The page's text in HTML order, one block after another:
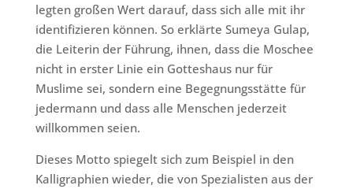
legten großen Wert darauf, dass sich alle mit ihr
identifizieren können. So erklärte Sumeya Gulap,
die Leiterin der Führung, ihnen, dass die Moschee
nicht in erster Linie ein Gotteshaus nur für
Muslime sei, sondern eine Begegnungsstätte für
jedermann und dass alle Menschen jederzeit
willkommen seien.
Dieses Motto spiegelt sich zum Beispiel in den
Kalligraphien wieder, die von Spezialisten aus der